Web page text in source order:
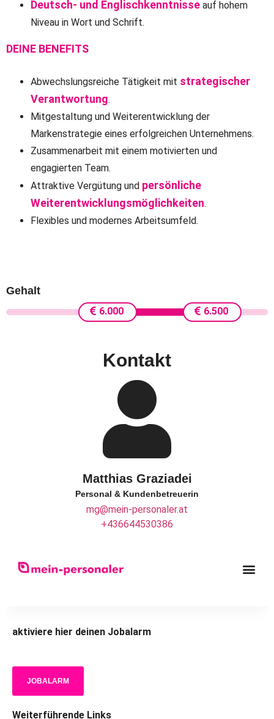
Deutsch- und Englischkenntnisse auf hohem
Niveau in Wort und Schrift.
DEINE BENEFITS
Abwechslungsreiche Tätigkeit mit strategischer
Verantwortung.
Mitgestaltung und Weiterentwicklung der
Markenstrategie eines erfolgreichen Unternehmens.
Zusammenarbeit mit einem motivierten und
engagierten Team.
Attraktive Vergütung und persönliche
Weiterentwicklungsmöglichkeiten.
Flexibles und modernes Arbeitsumfeld.
Gehalt
6.000 6.500
Kontakt
Matthias Graziadei
Personal & Kundenbetreuerin
mg@mein-personaler.at
+436644530386